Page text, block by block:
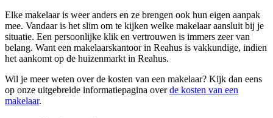
Elke makelaar is weer anders en ze brengen ook hun eigen aanpak
mee. Vandaar is het slim om te kijken welke makelaar aansluit bij je
situatie. Een persoonlijke klik en vertrouwen is immers zeer van
belang. Want een makelaarskantoor in Reahus is vakkundige, indien
het aankomt op de huizenmarkt in Reahus.
Wil je meer weten over de kosten van een makelaar? Kijk dan eens
op onze uitgebreide informatiepagina overde kosten van een
makelaar.